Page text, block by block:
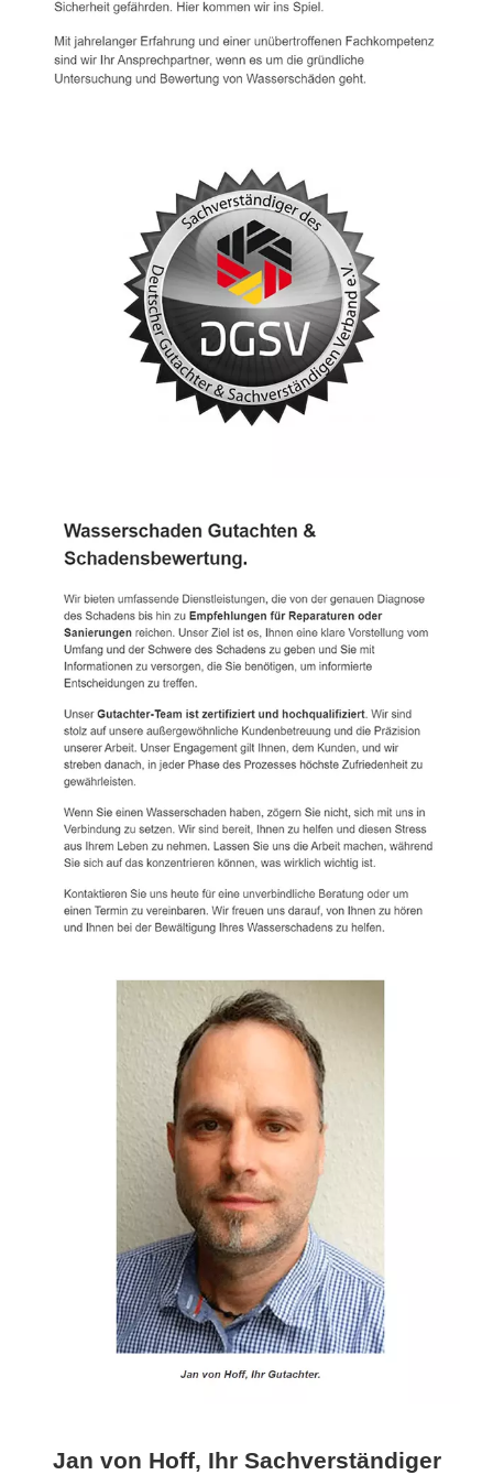
Jan von Hoff, Ihr Sachverständiger